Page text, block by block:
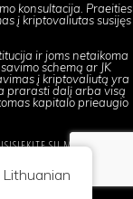
konsultacija. Praeities
į kriptovaliutas susijęs
ir joms netaikoma
schemą ar JK
į kriptovaliutą yra
prarasti dalį arba visą
kapitalo prieaugio
SU MUMIS
Lithuanian